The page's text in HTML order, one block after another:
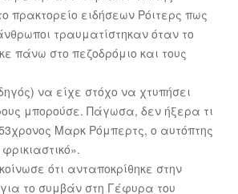
πρακτορείο ειδήσεων Ρόιτερς πως
τραυματίστηκαν όταν το
πάνω στο πεζοδρόμιο και τους
να είχε στόχο να χτυπήσει
μπορούσε. Πάγωσα, δεν ήξερα τι
Μαρκ Ρόμπερτς, ο αυτόπτης
ότι ανταποκρίθηκε στην
το συμβάν στη Γέφυρα του